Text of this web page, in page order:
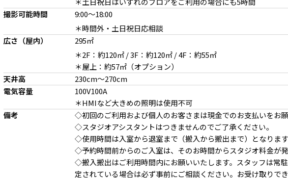
3F 廊下があることで動きのあるカットも撮影可能 3F クローゼットで身支度シーンなどの撮影も
撮影可能時間
9:00～18:00
＊時間外・土日祝日応相談
広さ（屋内）
295㎡
＊2F：約120㎡ / 3F：約120㎡ / 4F：約55㎡
＊屋上：約57㎡（オプション）
天井高
230cm〜270cm
電気容量
100V100A
＊HMIなど大きめの照明は使用不可
備考
◇初回のご利用および個人のお客さまは現金でのお支払いをお願
◇スタジオアシスタントはつきませんのでご了承ください。
◇使⽤時間は⼊室から退室まで（搬⼊から搬出まで）となります
◇予約時間前からのご入室は、そのお時間からスタジオ料金が発
◇搬入搬出はご利用時間内にお願いいたします。スタッフは常
定されている場合は必ず事前にご相談ください。お受け取りで